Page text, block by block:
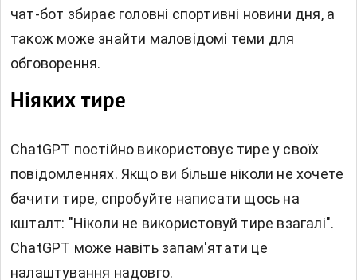
чат-бот збирає головні спортивні новини дня, а
також може знайти маловідомі теми для
обговорення.
Ніяких тире
ChatGPT постійно використовує тире у своїх
повідомленнях. Якщо ви більше ніколи не хочете
бачити тире, спробуйте написати щось на
кшталт: "Ніколи не використовуй тире взагалі".
ChatGPT може навіть запам'ятати це
налаштування надовго.